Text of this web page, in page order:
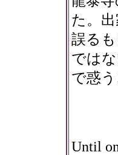
た。
誤る
では
で惑
Until